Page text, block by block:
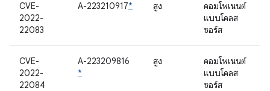
CVE-
2022-
22083
A-223210917* สูง
คอมโพเนนต์
แบบโคลส
ซอร์ส
CVE-
2022-
22084
A-223209816
*
สูง
คอมโพเนนต์
แบบโคลส
ซอร์ส